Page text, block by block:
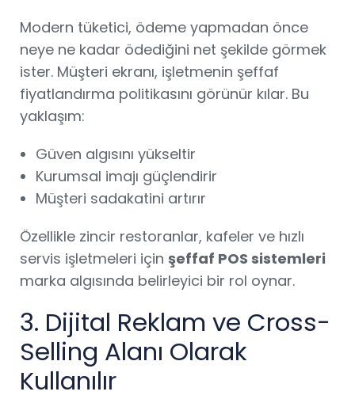
Modern tüketici, ödeme yapmadan önce
neye ne kadar ödediğini net şekilde görmek
ister. Müşteri ekranı, işletmenin şeffaf
fiyatlandırma politikasını görünür kılar. Bu
yaklaşım:
Güven algısını yükseltir
Kurumsal imajı güçlendirir
Müşteri sadakatini artırır
Özellikle zincir restoranlar, kafeler ve hızlı
servis işletmeleri için şeffaf POS sistemleri
marka algısında belirleyici bir rol oynar.
3. Dijital Reklam ve Cross-
Selling Alanı Olarak
Kullanılır